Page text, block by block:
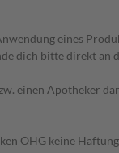
eines
dich bitte direkt an
einen Apotheker
OHG keine